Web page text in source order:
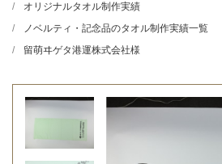
オリジナルタオル制作実績
ノベルティ・記念品のタオル制作実績一覧
留萌ヰゲタ港運株式会社様